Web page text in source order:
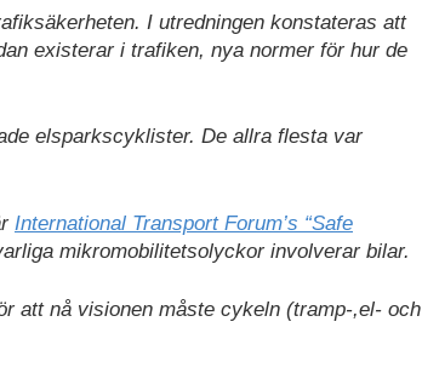
I utredningen konstateras att
existerar i trafiken, nya normer för hur de
elsparkscyklister. De allra flesta var
International Transport Forum’s “Safe
mikromobilitetsolyckor involverar bilar.
att nå visionen måste cykeln (tramp-,el- och